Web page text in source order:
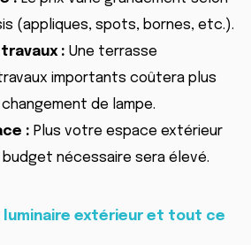
(appliques, spots, bornes, etc.).
: Une terrasse
importants coûtera plus
de lampe.
: Plus votre espace extérieur
nécessaire sera élevé.
luminaire extérieur et tout ce